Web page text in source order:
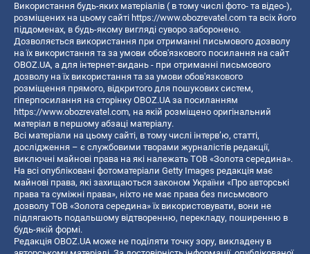
Використання будь-яких матеріалів ( в тому числі фото- та відео-),
розміщених на цьому сайті https://www.obozrevatel.com та всіх його
піддоменах, в будь-якому вигляді суворо заборонено.
Дозволяється використання при отриманні письмового дозволу
на їх використання та за умови обов'язкового посилання на сайт
OBOZ.UA, а для інтернет-видань - при отриманні письмового
дозволу на їх використання та за умови обов'язкового
розміщення прямого, відкритого для пошукових систем,
гіперпосилання на сторінку OBOZ.UA за посиланням
https://www.obozrevatel.com, на якій розміщено оригінальний
матеріал в першому абзаці матеріалу.
Всі матеріали на цьому сайті, в тому числі інтерв’ю, статті,
дослідження – є службовими творами журналістів редакції,
виключні майнові права на які належать ТОВ «Золота середина».
На всі опубліковані фотоматеріали Getty Images редакція має
майнові права, які захищаються законом України «Про авторські
права та суміжні права», ніхто не має права без письмового
дозволу ТОВ «Золота середина» їх використовувати, вони не
підлягають подальшому відтворенню, перекладу, поширенню в
будь-якій формі.
Редакція OBOZ.UA може не поділяти точку зору, викладену в